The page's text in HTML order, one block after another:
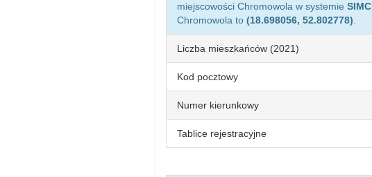
miejscowości Chromowola w systemie SIMC
Chromowola to (18.698056, 52.802778)
Liczba mieszkańców (2021)
Kod pocztowy
Numer kierunkowy
Tablice rejestracyjne